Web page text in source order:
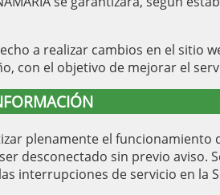
a realizar cambios en el
con el objetivo de mejorar el
plenamente el
desconectado sin previo
interrupciones de servicio en la